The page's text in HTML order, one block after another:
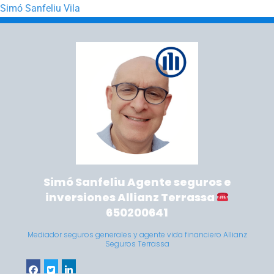
Simó Sanfeliu Vila
Saltar a la navegación principal
Saltar al contenido principal
Simó Sanfeliu Agente seguros e
inversiones Allianz Terrassa
650200641
Mediador seguros generales y agente vida financiero Allianz
Seguros Terrassa